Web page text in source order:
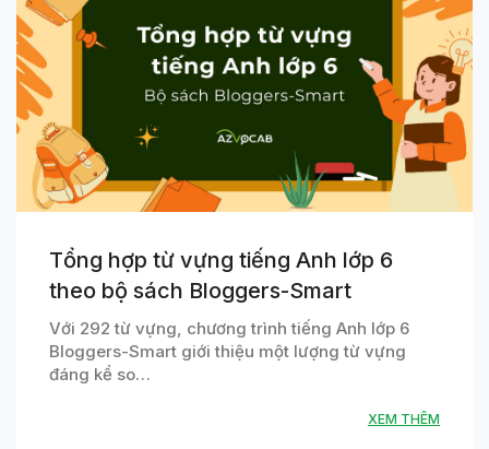
Tổng hợp từ vựng tiếng Anh lớp 6
theo bộ sách Bloggers-Smart
Với 292 từ vựng, chương trình tiếng Anh lớp 6
Bloggers-Smart giới thiệu một lượng từ vựng
đáng kể so…
XEM THÊM